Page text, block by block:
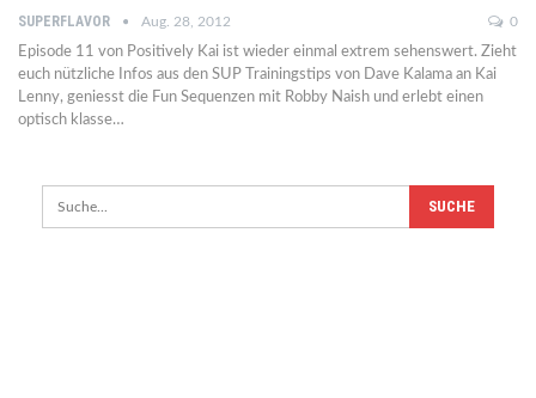
SUPERFLAVOR Aug. 28, 2012 0
Episode 11 von Positively Kai ist wieder einmal extrem sehenswert. Zieht
euch nützliche Infos aus den SUP Trainingstips von Dave Kalama an Kai
Lenny, geniesst die Fun Sequenzen mit Robby Naish und erlebt einen
optisch klasse…